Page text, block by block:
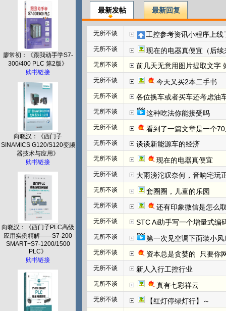
廖常初：《跟我动手学S7-
300/400 PLC 第2版》
购书链接
向晓汉：《西门子
SINAMICS G120/S120变频
器技术与应用》
购书链接
向晓汉：《西门子PLC高级
应用实例精解——S7-200
SMART+S7-1200/1500
PLC》
购书链接
最新发帖 最新回复
无所不谈 工控参考资讯小程序上线
无所不谈 现在的电器真便宜（后续
无所不谈 前几天无意用图片提取文字
无所不谈 今天又买2本二手书
无所不谈 各位换车或者买车还考虑油
无所不谈 这种吃法你能接受吗
无所不谈 看到了一篇文章是一个
无所不谈 谈谈新能源车的经济
无所不谈 现在的电器真便宜
无所不谈 大雨滂沱叹奈何，音响宅玩
无所不谈 套圈圈，儿童的乐园
无所不谈 还有印象微信是怎么
无所不谈 STC Ai助手写一个增量式编
无所不谈 第一次见空调下面装小风
无所不谈 资本总是贪婪的  只要你
无所不谈 新人入行工控行业
无所不谈 真有七彩祥云
无所不谈 【红灯停绿灯行】～